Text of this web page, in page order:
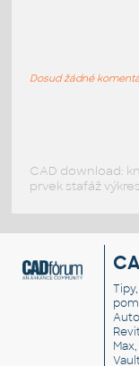
Dosud žádné
CAD download:
prvek stafáž